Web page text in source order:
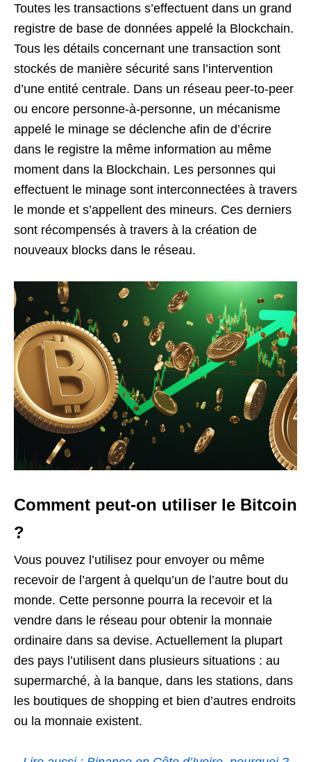
Toutes les transactions s’effectuent dans un grand
registre de base de données appelé la Blockchain.
Tous les détails concernant une transaction sont
stockés de manière sécurité sans l’intervention
d’une entité centrale. Dans un réseau peer-to-peer
ou encore personne-à-personne, un mécanisme
appelé le minage se déclenche afin de d’écrire
dans le registre la même information au même
moment dans la Blockchain. Les personnes qui
effectuent le minage sont interconnectées à travers
le monde et s’appellent des mineurs. Ces derniers
sont récompensés à travers à la création de
nouveaux blocks dans le réseau.
Comment peut-on utiliser le Bitcoin
?
Vous pouvez l’utilisez pour envoyer ou même
recevoir de l’argent à quelqu’un de l’autre bout du
monde. Cette personne pourra la recevoir et la
vendre dans le réseau pour obtenir la monnaie
ordinaire dans sa devise. Actuellement la plupart
des pays l’utilisent dans plusieurs situations : au
supermarché, à la banque, dans les stations, dans
les boutiques de shopping et bien d’autres endroits
ou la monnaie existent.